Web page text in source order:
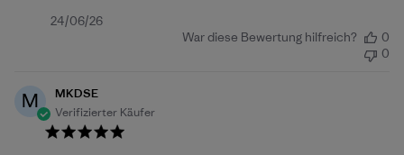
Veröffentlichungsdatum
24/06/26
War diese Bewertung hilfreich?
0
0
M
MKDSE
Verifizierter Käufer